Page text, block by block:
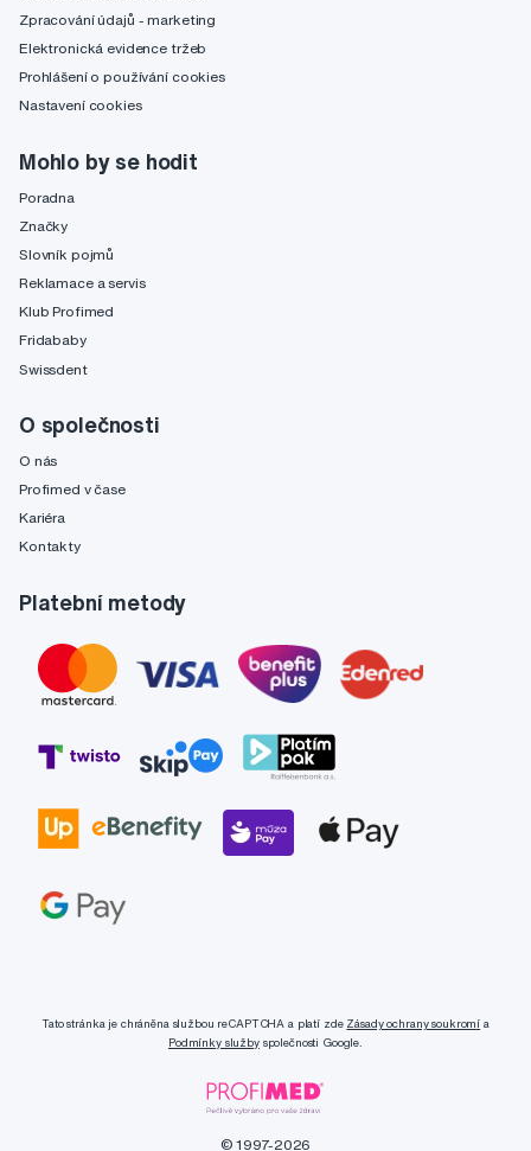
Zpracování údajů - marketing
Elektronická evidence tržeb
Prohlášení o používání cookies
Nastavení cookies
Mohlo by se hodit
Poradna
Značky
Slovník pojmů
Reklamace a servis
Klub Profimed
Fridababy
Swissdent
O společnosti
O nás
Profimed v čase
Kariéra
Kontakty
Platební metody
Tato stránka je chráněna službou reCAPTCHA a platí zde Zásady ochrany soukromí a
Podmínky službyspolečnosti Google.
© 1997-2026